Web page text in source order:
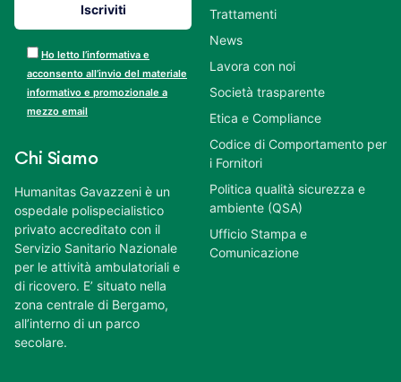
Ho letto l’informativa e
acconsento all’invio del materiale
informativo e promozionale a
mezzo email
Chi Siamo
Humanitas Gavazzeni è un
ospedale polispecialistico
privato accreditato con il
Servizio Sanitario Nazionale
per le attività ambulatoriali e
di ricovero. E’ situato nella
zona centrale di Bergamo,
all’interno di un parco
secolare.
Trattamenti
News
Lavora con noi
Società trasparente
Etica e Compliance
Codice di Comportamento per
i Fornitori
Politica qualità sicurezza e
ambiente (QSA)
Ufficio Stampa e
Comunicazione